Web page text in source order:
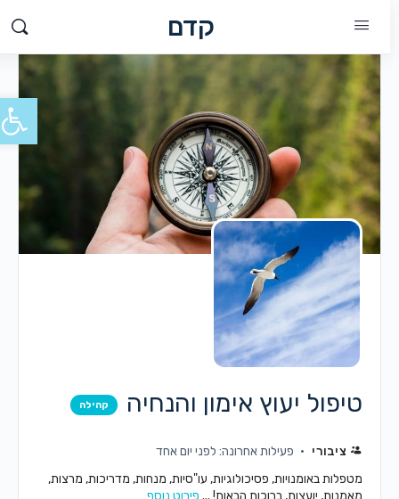
קדם
טיפול יעוץ אימון והנחיה קהילה
ציבורי
פעילות אחרונה: לפני יום אחד
מטפלות באומנויות, פסיכולוגיות, עו"סיות, מנחות, מדריכות, מרצות,
מאמנות, יועצות, ברוכות הבאות! ...פירוט נוסף
פתח